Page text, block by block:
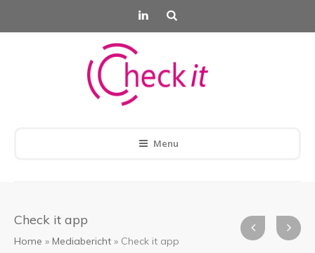
Menu
Check it app
Home » Mediabericht » Check it app